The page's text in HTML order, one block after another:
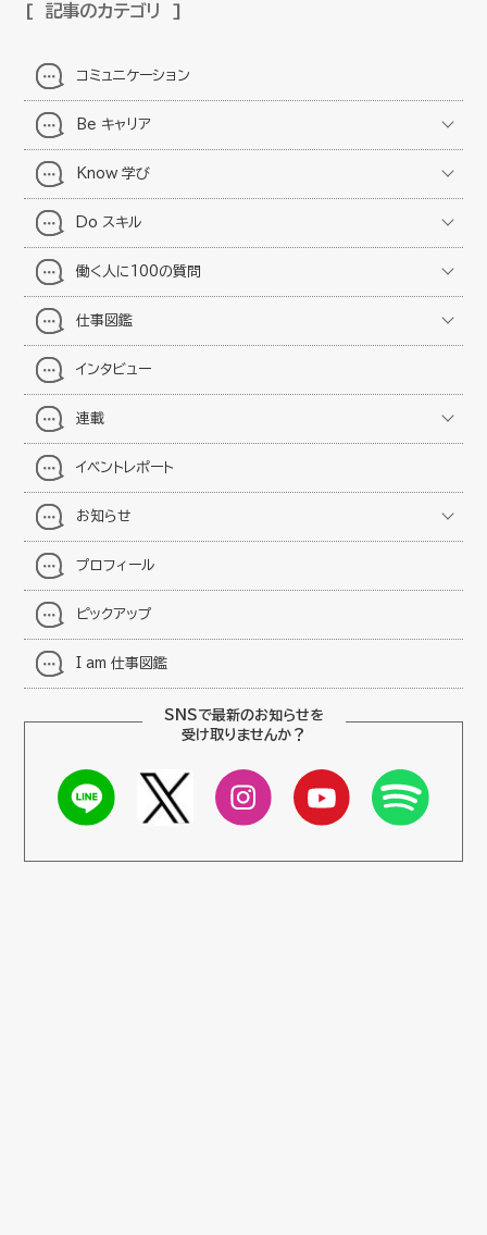
記事のカテゴリ
コミュニケーション
Be キャリア
Know 学び
Do スキル
働く人に100の質問
仕事図鑑
インタビュー
連載
イベントレポート
お知らせ
プロフィール
ピックアップ
I am 仕事図鑑
SNSで最新のお知らせを
受け取りませんか？